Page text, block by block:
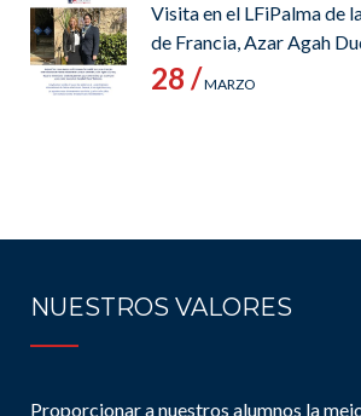
Visita en el LFiPalma de
de Francia, Azar Agah
28 /MARZO
NUESTROS VALORES
Proporcionar a nuestros alumnos la